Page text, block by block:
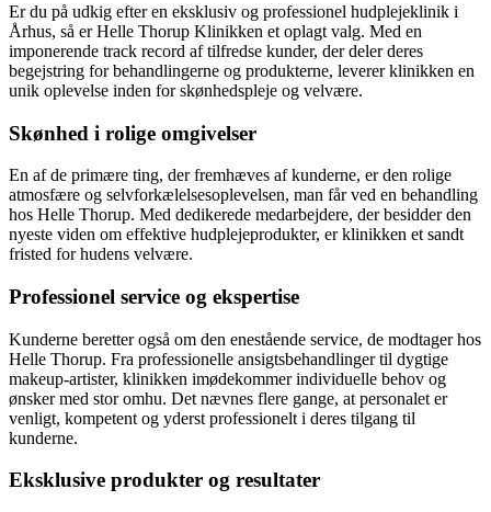
Er du på udkig efter en eksklusiv og professionel hudplejeklinik i
Århus, så er Helle Thorup Klinikken et oplagt valg. Med en
imponerende track record af tilfredse kunder, der deler deres
begejstring for behandlingerne og produkterne, leverer klinikken en
unik oplevelse inden for skønhedspleje og velvære.
Skønhed i rolige omgivelser
En af de primære ting, der fremhæves af kunderne, er den rolige
atmosfære og selvforkælelsesoplevelsen, man får ved en behandling
hos Helle Thorup. Med dedikerede medarbejdere, der besidder den
nyeste viden om effektive hudplejeprodukter, er klinikken et sandt
fristed for hudens velvære.
Professionel service og ekspertise
Kunderne beretter også om den enestående service, de modtager hos
Helle Thorup. Fra professionelle ansigtsbehandlinger til dygtige
makeup-artister, klinikken imødekommer individuelle behov og
ønsker med stor omhu. Det nævnes flere gange, at personalet er
venligt, kompetent og yderst professionelt i deres tilgang til
kunderne.
Eksklusive produkter og resultater